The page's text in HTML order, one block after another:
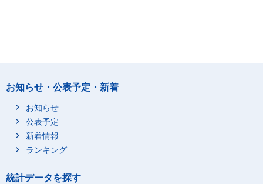
お知らせ・公表予定・新着
お知らせ
公表予定
新着情報
ランキング
統計データを探す